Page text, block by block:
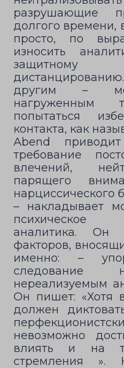
разрушающие
долгого времени,
просто, по
износить
защитному
другим –
нагруженным
попытаться
контакта, как
Abend
требование
влечений,
парящего
нарциссического
– накладывает
психическое
аналитика. Он
факторов,
именно: –
следование
нереализуемым
Он пишет: «Хотя
должен
невозможно
влиять и на
стремления ».